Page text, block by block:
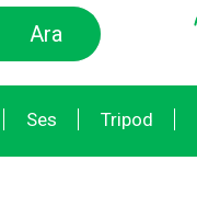
Ara
Ses Tripod